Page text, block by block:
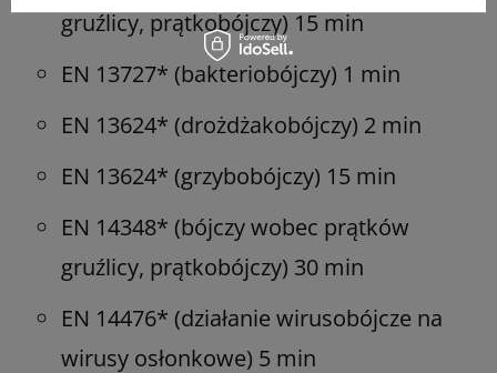
gruźlicy, prątkobójczy) 15 min
EN 13727* (bakteriobójczy) 1 min
EN 13624* (drożdżakobójczy) 2 min
EN 13624* (grzybobójczy) 15 min
EN 14348* (bójczy wobec prątków
gruźlicy, prątkobójczy) 30 min
EN 14476* (działanie wirusobójcze na
wirusy osłonkowe) 5 min